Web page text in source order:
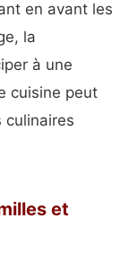
en avant les
la
à une
cuisine peut
culinaires
et